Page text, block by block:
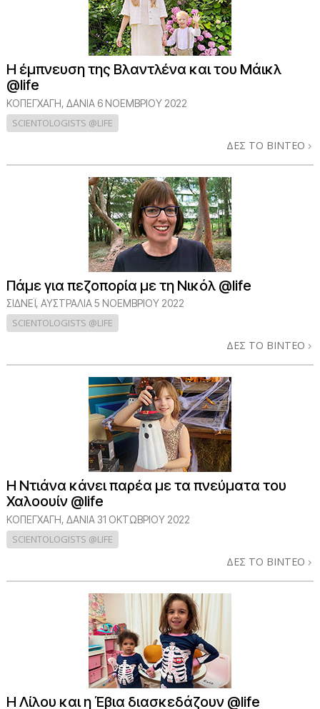
Η έμπνευση της Βλαντλένα και του Μάικλ
@life
ΚΟΠΕΓΧΆΓΗ, ΔΑΝΊΑ 6 ΝΟΕΜΒΡΙΟΥ 2022
SCIENTOLOGISTS @LIFE
ΔΕΣ ΤΟ ΒΙΝΤΕΟ
Πάμε για πεζοπορία με τη Νικόλ @life
ΣΙΔΝΕΪ, ΑΥΣΤΡΑΛΙΑ5 ΝΟΕΜΒΡΙΟΥ 2022
SCIENTOLOGISTS @LIFE
ΔΕΣ ΤΟ ΒΙΝΤΕΟ
Η Ντιάνα κάνει παρέα με τα πνεύματα του
Χαλοουίν @life
ΚΟΠΕΓΧΆΓΗ, ΔΑΝΊΑ31 ΟΚΤΩΒΡΙΟΥ 2022
SCIENTOLOGISTS @LIFE
ΔΕΣ ΤΟ ΒΙΝΤΕΟ
Η Λίλου και η Έβια διασκεδάζουν @life